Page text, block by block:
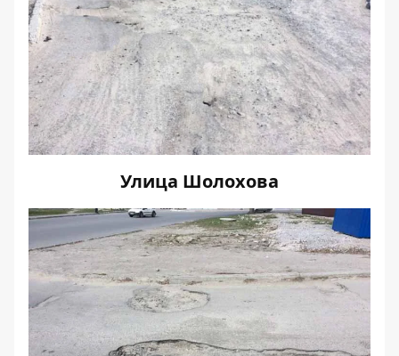
Улица Шолохова